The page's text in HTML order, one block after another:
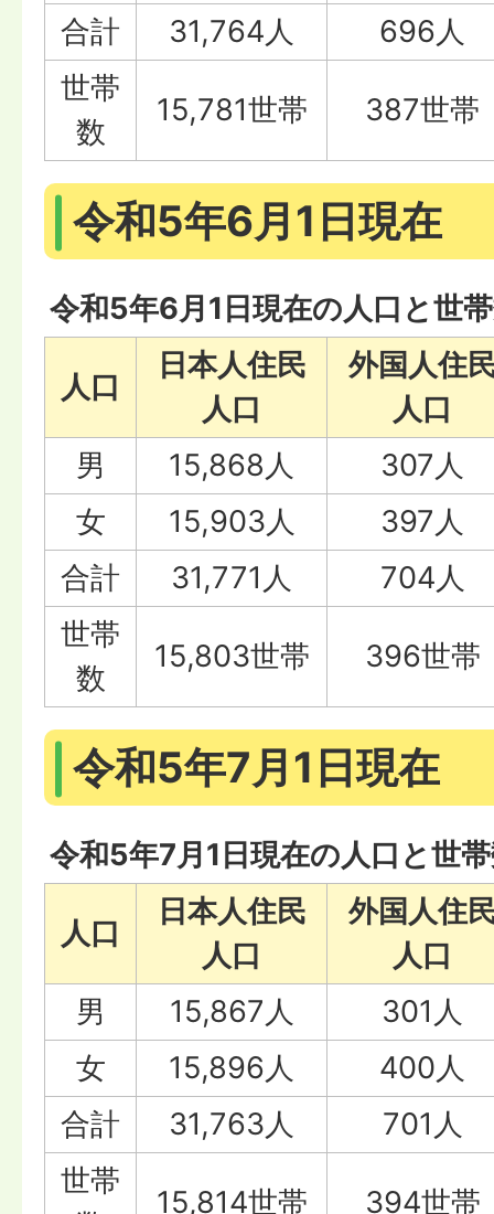
合計
31,764人
696人
世帯
数
15,781世帯 387世帯
令和5年6月1日現在
令和5年6月1日現在の人口と世
人口
日本人住民
人口
外国人住
人口
男
15,868人
307人
女
15,903人
397人
合計
31,771人
704人
世帯
数
15,803世帯 396世帯
令和5年7月1日現在
令和5年7月1日現在の人口と世
人口
日本人住民
人口
外国人住
人口
男
15,867人
301人
女
15,896人
400人
合計
31,763人
701人
世帯
15,814世帯 394世帯